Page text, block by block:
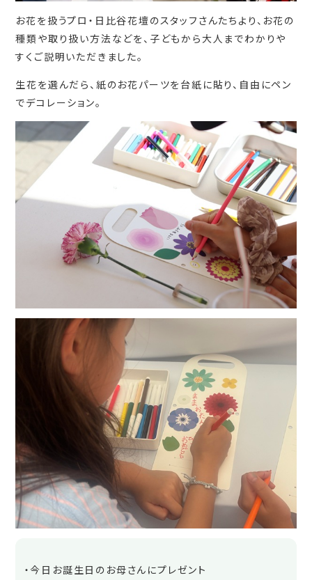
お花を扱うプロ・日比谷花壇のスタッフさんたちより、お花の
種類や取り扱い方法などを、子どもから大人までわかりや
すくご説明いただきました。
生花を選んだら、紙のお花パーツを台紙に貼り、自由にペン
でデコレーション。
・今日お誕生日のお母さんにプレゼント